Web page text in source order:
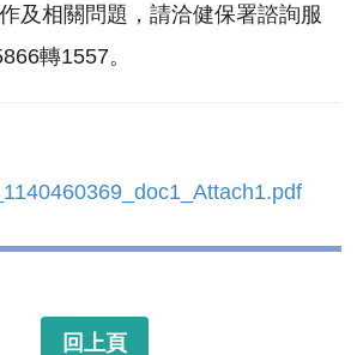
及相關問題，請洽健保署諮詢服
轉1557。
回上頁